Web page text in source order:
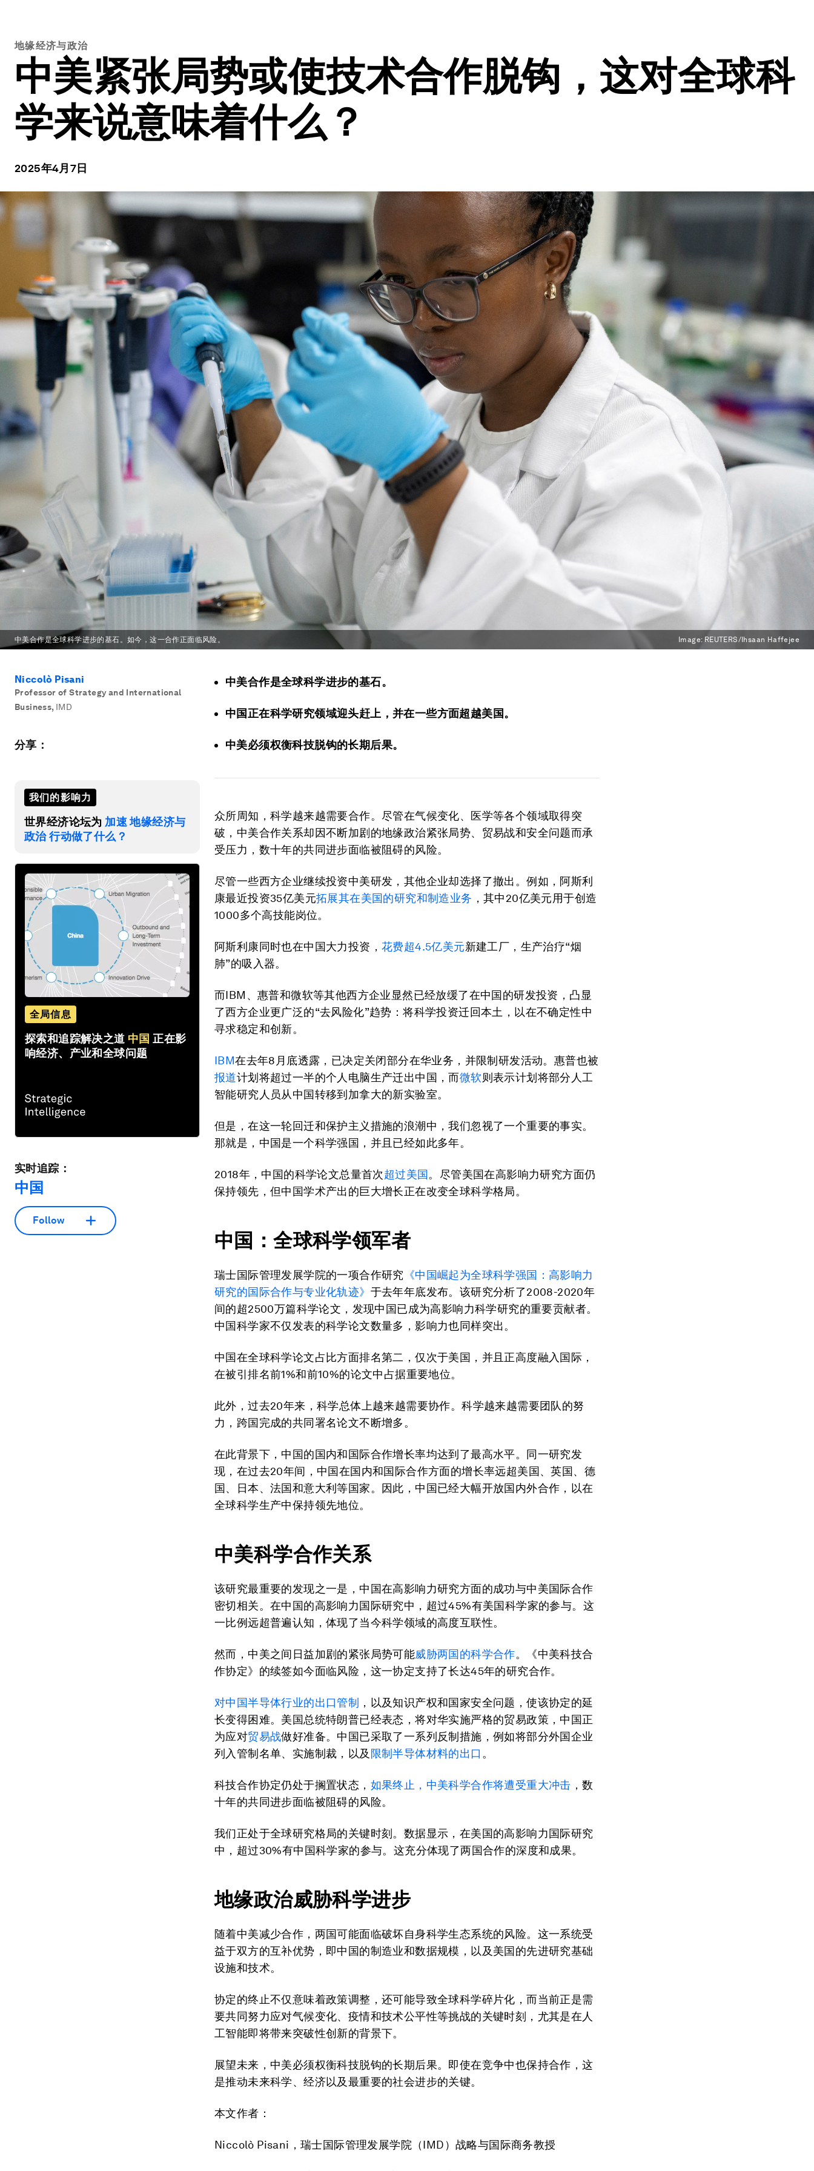
地缘经济与政治
中美紧张局势或使技术合作脱钩，这对全球科
学来说意味着什么？
2025年4月7日
中美合作是全球科学进步的基石。如今，这一合作正面临风险。 Image: REUTERS/Ihsaan Haffejee
Niccolò Pisani
Professor of Strategy and International
Business, IMD
分享：
我们的影响力
世界经济论坛为 加速 地缘经济与
政治 行动做了什么？
全局信息
探索和追踪解决之道 中国 正在影
响经济、产业和全球问题
实时追踪：
中国
Follow
中美合作是全球科学进步的基石。
中国正在科学研究领域迎头赶上，并在一些方面超越美国。
中美必须权衡科技脱钩的长期后果。
众所周知，科学越来越需要合作。尽管在气候变化、医学等各个领域取得突
破，中美合作关系却因不断加剧的地缘政治紧张局势、贸易战和安全问题而承
受压力，数十年的共同进步面临被阻碍的风险。
尽管一些西方企业继续投资中美研发，其他企业却选择了撤出。例如，阿斯利
康最近投资35亿美元拓展其在美国的研究和制造业务 ，其中20亿美元用于创造
1000多个高技能岗位。
阿斯利康同时也在中国大力投资， 花费超4.5亿美元新建工厂，生产治疗“烟
肺”的吸入器。
而IBM、惠普和微软等其他西方企业显然已经放缓了在中国的研发投资，凸显
了西方企业更广泛的“去风险化”趋势：将科学投资迁回本土，以在不确定性中
寻求稳定和创新。
IBM在去年8月底透露，已决定关闭部分在华业务，并限制研发活动。惠普也被
报道计划将超过一半的个人电脑生产迁出中国，而微软则表示计划将部分人工
智能研究人员从中国转移到加拿大的新实验室。
但是，在这一轮回迁和保护主义措施的浪潮中，我们忽视了一个重要的事实。
那就是，中国是一个科学强国，并且已经如此多年。
2018年，中国的科学论文总量首次超过美国 。尽管美国在高影响力研究方面仍
保持领先，但中国学术产出的巨大增长正在改变全球科学格局。
中国：全球科学领军者
瑞士国际管理发展学院的一项合作研究 《中国崛起为全球科学强国：高影响力
研究的国际合作与专业化轨迹》 于去年年底发布。该研究分析了2008-2020年
间的超2500万篇科学论文，发现中国已成为高影响力科学研究的重要贡献者。
中国科学家不仅发表的科学论文数量多，影响力也同样突出。
中国在全球科学论文占比方面排名第二，仅次于美国，并且正高度融入国际，
在被引排名前1%和前10%的论文中占据重要地位。
此外，过去20年来，科学总体上越来越需要协作。科学越来越需要团队的努
力，跨国完成的共同署名论文不断增多。
在此背景下，中国的国内和国际合作增长率均达到了最高水平。同一研究发
现，在过去20年间，中国在国内和国际合作方面的增长率远超美国、英国、德
国、日本、法国和意大利等国家。因此，中国已经大幅开放国内外合作，以在
全球科学生产中保持领先地位。
中美科学合作关系
该研究最重要的发现之一是，中国在高影响力研究方面的成功与中美国际合作
密切相关。在中国的高影响力国际研究中，超过45%有美国科学家的参与。这
一比例远超普遍认知，体现了当今科学领域的高度互联性。
然而，中美之间日益加剧的紧张局势可能威胁两国的科学合作。《中美科技合
作协定》的续签如今面临风险，这一协定支持了长达45年的研究合作。
对中国半导体行业的出口管制
，以及知识产权和国家安全问题，使该协定的延
长变得困难。美国总统特朗普已经表态，将对华实施严格的贸易政策，中国正
为应对贸易战做好准备。中国已采取了一系列反制措施，例如将部分外国企业
列入管制名单、实施制裁，以及 限制半导体材料的出口 。
科技合作协定仍处于搁置状态， 如果终止，中美科学合作将遭受重大冲击 ，数
十年的共同进步面临被阻碍的风险。
我们正处于全球研究格局的关键时刻。数据显示，在美国的高影响力国际研究
中，超过30%有中国科学家的参与。这充分体现了两国合作的深度和成果。
地缘政治威胁科学进步
随着中美减少合作，两国可能面临破坏自身科学生态系统的风险。这一系统受
益于双方的互补优势，即中国的制造业和数据规模，以及美国的先进研究基础
设施和技术。
协定的终止不仅意味着政策调整，还可能导致全球科学碎片化，而当前正是需
要共同努力应对气候变化、疫情和技术公平性等挑战的关键时刻，尤其是在人
工智能即将带来突破性创新的背景下。
展望未来，中美必须权衡科技脱钩的长期后果。即使在竞争中也保持合作，这
是推动未来科学、经济以及最重要的社会进步的关键。
本文作者：
Niccolò Pisani，瑞士国际管理发展学院（IMD）战略与国际商务教授